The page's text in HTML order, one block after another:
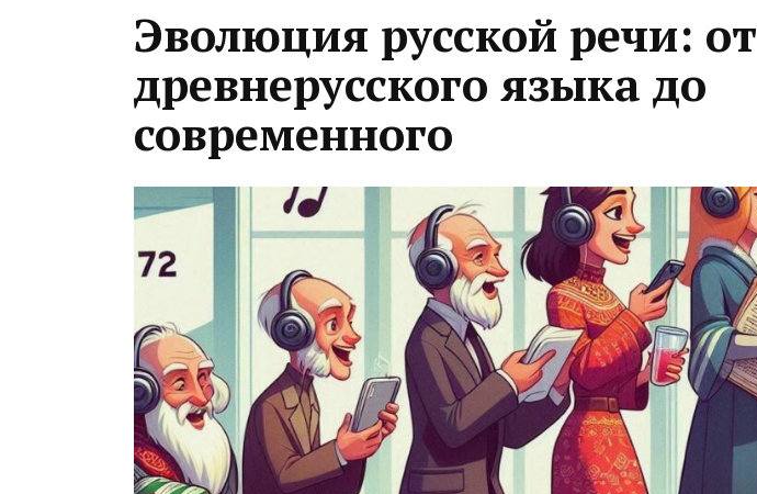
Эволюция русской речи: от
древнерусского языка до
современного